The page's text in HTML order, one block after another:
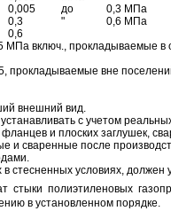
0,005 до 0,3 МПа
0,3 " 0,6 МПа
0,6
МПа включ., прокладываемые в
прокладываемые вне
внешний вид.
с учетом
и плоских заглушек,
и сваренные после
условиях, должен
полиэтиленовых
в установленном порядке.